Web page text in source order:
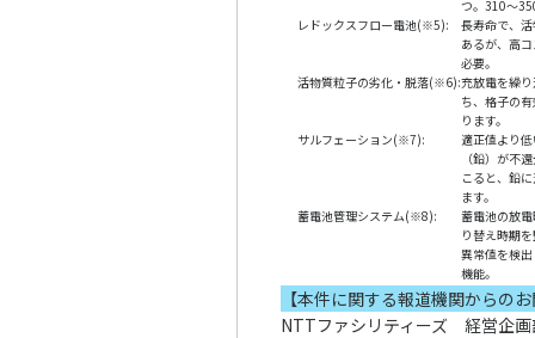
つ。310～
レドックスフロー電池(※5):
長寿命で、
あるが、高
必要。
活物質粒子の劣化・脱落(※6):充放電を繰
ち、格子の
ります。
サルフェーション(※7):
適正値より
（鉛）が不
こると、鉛
ます。
蓄電池管理システム(※8):
蓄電池の放
り替え時期
異常値を検
機能。
【本件に関する報道機関からの
NTTファシリティーズ 経営企画